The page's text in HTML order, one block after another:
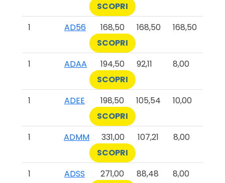
SCOPRI
1
AD56 168,50 168,50
168,50
SCOPRI
1
ADAA 194,50 92,11
8,00
SCOPRI
1
ADEE 198,50 105,54
10,00
SCOPRI
1
ADMM 331,00 107,21
8,00
SCOPRI
1
ADSS 271,00 88,48
8,00